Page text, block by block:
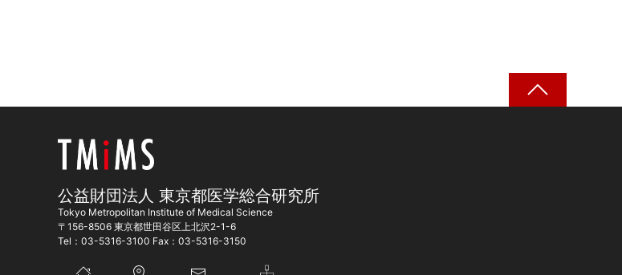
公益財団法人 東京都医学総合研究所
Tokyo Metropolitan Institute of Medical Science
〒156-8506 東京都世田谷区上北沢2-1-6
Tel：03-5316-3100 Fax：03-5316-3150